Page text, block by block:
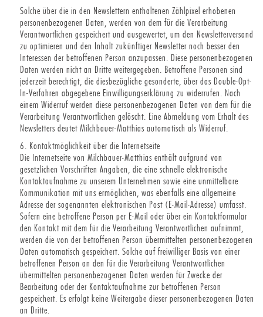
Solche über die in den Newslettern enthaltenen Zählpixel erhobenen
personenbezogenen Daten, werden von dem für die Verarbeitung
Verantwortlichen gespeichert und ausgewertet, um den Newsletterversand
zu optimieren und den Inhalt zukünftiger Newsletter noch besser den
Interessen der betroffenen Person anzupassen. Diese personenbezogenen
Daten werden nicht an Dritte weitergegeben. Betroffene Personen sind
jederzeit berechtigt, die diesbezügliche gesonderte, über das Double-Opt-
In-Verfahren abgegebene Einwilligungserklärung zu widerrufen. Nach
einem Widerruf werden diese personenbezogenen Daten von dem für die
Verarbeitung Verantwortlichen gelöscht. Eine Abmeldung vom Erhalt des
Newsletters deutet Milchbauer-Matthias automatisch als Widerruf.
6. Kontaktmöglichkeit über die Internetseite
Die Internetseite von Milchbauer-Matthias enthält aufgrund von
gesetzlichen Vorschriften Angaben, die eine schnelle elektronische
Kontaktaufnahme zu unserem Unternehmen sowie eine unmittelbare
Kommunikation mit uns ermöglichen, was ebenfalls eine allgemeine
Adresse der sogenannten elektronischen Post (E-Mail-Adresse) umfasst.
Sofern eine betroffene Person per E-Mail oder über ein Kontaktformular
den Kontakt mit dem für die Verarbeitung Verantwortlichen aufnimmt,
werden die von der betroffenen Person übermittelten personenbezogenen
Daten automatisch gespeichert. Solche auf freiwilliger Basis von einer
betroffenen Person an den für die Verarbeitung Verantwortlichen
übermittelten personenbezogenen Daten werden für Zwecke der
Bearbeitung oder der Kontaktaufnahme zur betroffenen Person
gespeichert. Es erfolgt keine Weitergabe dieser personenbezogenen Daten
an Dritte.